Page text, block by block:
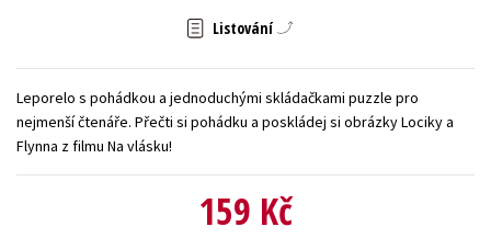
Zahraniční literatura
Listování
Leporelo s pohádkou a jednoduchými skládačkami puzzle pro
nejmenší čtenáře. Přečti si pohádku a poskládej si obrázky Lociky a
Flynna z filmu Na vlásku!
159 Kč